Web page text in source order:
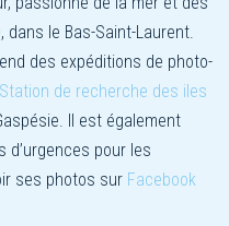
dans le Bas-Saint-Laurent.
des expéditions de photo-
Station de recherche des iles
Il est également
d’urgences pour les
ses photos sur Facebook